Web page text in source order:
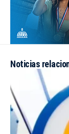
Noticias